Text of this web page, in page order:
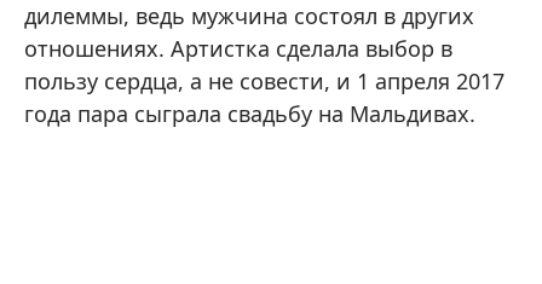
дилеммы, ведь мужчина состоял в других
отношениях. Артистка сделала выбор в
пользу сердца, а не совести, и 1 апреля 2017
года пара сыграла свадьбу на Мальдивах.